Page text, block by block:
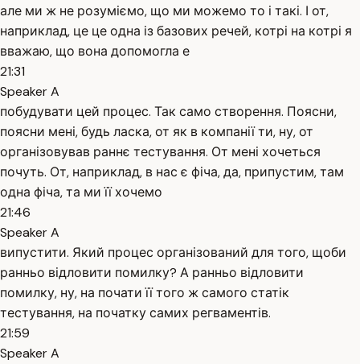
але ми ж не розуміємо, що ми можемо то і такі. І от,
наприклад, це це одна із базових речей, котрі на котрі я
вважаю, що вона допомогла е
21:31
Speaker A
побудувати цей процес. Так само створення. Поясни,
поясни мені, будь ласка, от як в компанії ти, ну, от
організовував раннє тестування. От мені хочеться
почуть. От, наприклад, в нас є фіча, да, припустим, там
одна фіча, та ми її хочемо
21:46
Speaker A
випустити. Який процес організований для того, щоби
ранньо відловити помилку? А ранньо відловити
помилку, ну, на почати її того ж самого статік
тестування, на початку самих регваментів.
21:59
Speaker A